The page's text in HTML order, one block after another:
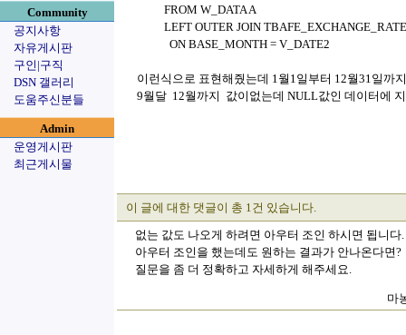
Community
공지사항
자유게시판
구인|구직
DSN 갤러리
도움주신분들
Admin
운영게시판
최근게시물
FROM W_DATA A
LEFT OUTER JOIN
ON BASE_MONTH = V_DATE2
이런식으로 표현해줬는데 1월1일부터 12월31일까
9월달 12월까지 값이없는데 NULL값인 데이터에
이 글에 대한 댓글이 총 1건 있습니다.
없는 값도 나오게 하려면 아우터 조인 하시면 됩니다
아우터 조인을 했는데도 원하는 결과가 안나온다면?
질문을 좀 더 정확하고 자세하게 해주세요.
마